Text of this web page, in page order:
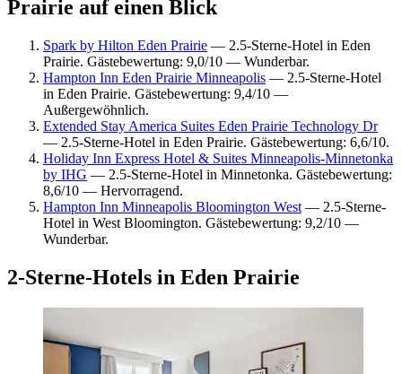
Prairie auf einen Blick
Spark by Hilton Eden Prairie — 2.5-Sterne-Hotel in Eden
Prairie. Gästebewertung: 9,0/10 — Wunderbar.
Hampton Inn Eden Prairie Minneapolis — 2.5-Sterne-Hotel
in Eden Prairie. Gästebewertung: 9,4/10 —
Außergewöhnlich.
Extended Stay America Suites Eden Prairie Technology Dr
— 2.5-Sterne-Hotel in Eden Prairie. Gästebewertung: 6,6/10.
Holiday Inn Express Hotel & Suites Minneapolis-Minnetonka
by IHG — 2.5-Sterne-Hotel in Minnetonka. Gästebewertung:
8,6/10 — Hervorragend.
Hampton Inn Minneapolis Bloomington West — 2.5-Sterne-
Hotel in West Bloomington. Gästebewertung: 9,2/10 —
Wunderbar.
2-Sterne-Hotels in Eden Prairie